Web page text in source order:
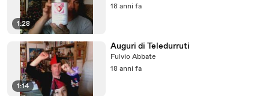
1:28
18 anni fa
1:14
Auguri di Teledurruti
Fulvio Abbate
18 anni fa